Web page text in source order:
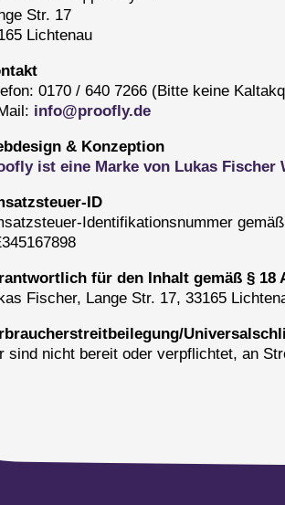
Str. 17
Lichtenau
0170 / 640 7266 (Bitte keine
info@proofly.de
& Konzeption
ist eine Marke von Lukas Fischer
ID
Identifikationsnummer
für den Inhalt gemäß § 18
Fischer, Lange Str. 17, 33165
sind nicht bereit oder verpflichtet, an